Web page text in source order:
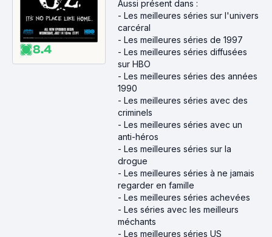
8.4
Aussi présent dans :
- Les meilleures séries sur l'univers
carcéral
- Les meilleures séries de 1997
- Les meilleures séries diffusées
sur HBO
- Les meilleures séries des années
1990
- Les meilleures séries avec des
criminels
- Les meilleures séries avec un
anti-héros
- Les meilleures séries sur la
drogue
- Les meilleures séries à ne jamais
regarder en famille
- Les meilleures séries achevées
- Les séries avec les meilleurs
méchants
- Les meilleures séries US